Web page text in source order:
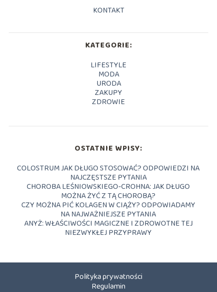
KONTAKT
KATEGORIE:
LIFESTYLE
MODA
URODA
ZAKUPY
ZDROWIE
OSTATNIE WPISY:
COLOSTRUM JAK DŁUGO STOSOWAĆ? ODPOWIEDZI NA
NAJCZĘSTSZE PYTANIA
CHOROBA LEŚNIOWSKIEGO-CROHNA: JAK DŁUGO
MOŻNA ŻYĆ Z TĄ CHOROBĄ?
CZY MOŻNA PIĆ KOLAGEN W CIĄŻY? ODPOWIADAMY
NA NAJWAŻNIEJSZE PYTANIA
ANYŻ: WŁAŚCIWOŚCI MAGICZNE I ZDROWOTNE TEJ
NIEZWYKŁEJ PRZYPRAWY
Polityka prywatności
Regulamin